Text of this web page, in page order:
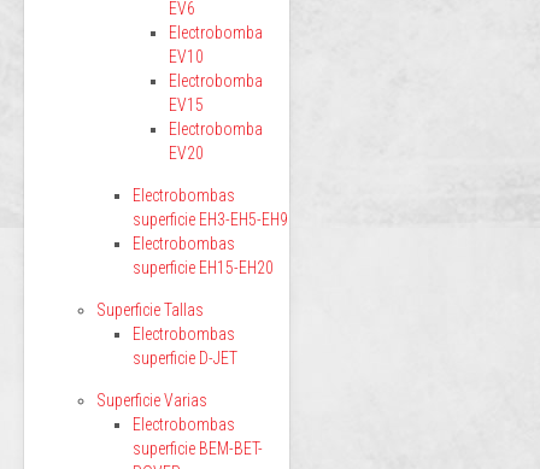
EV6
Electrobomba
EV10
Electrobomba
EV15
Electrobomba
EV20
Electrobombas
superficie EH3-EH5-EH9
Electrobombas
superficie EH15-EH20
Superficie Tallas
Electrobombas
superficie D-JET
Superficie Varias
Electrobombas
superficie BEM-BET-